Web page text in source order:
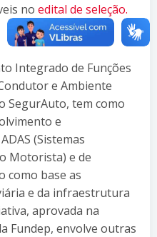
no edital de seleção.
Integrado de Funções
e Ambiente
SegurAuto, tem como
e
(Sistemas
Motorista) e de
como base as
e da infraestrutura
aprovada na
Fundep, envolve outras